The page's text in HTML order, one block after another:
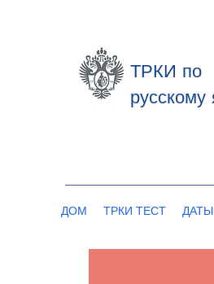
ТРКИ по
русскому
ДОМ ТРКИ ТЕСТ